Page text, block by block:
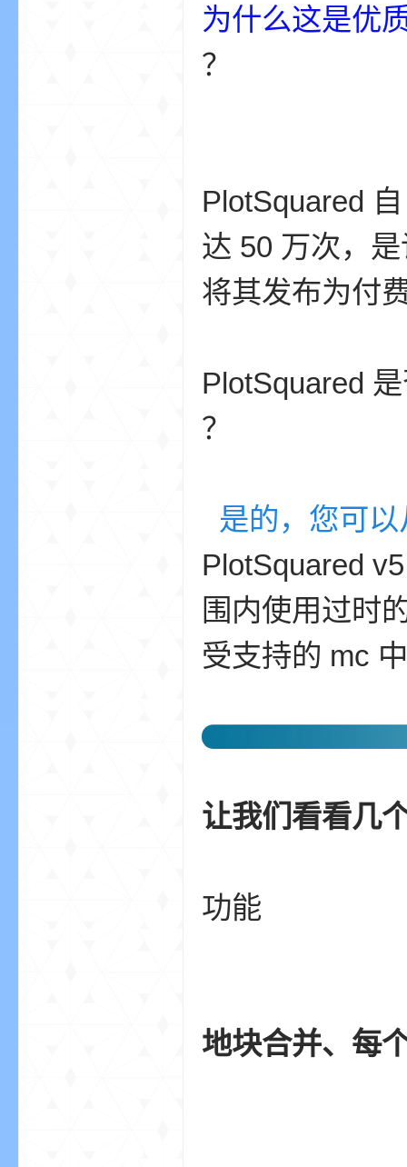
为什么这是优
？
PlotSquared
达 50 万次，
将其发布为付
PlotSquared
？
是的，您可以
PlotSquared
围内使用过时
受支持的 mc
让我们看看几
功能
地块合并、每